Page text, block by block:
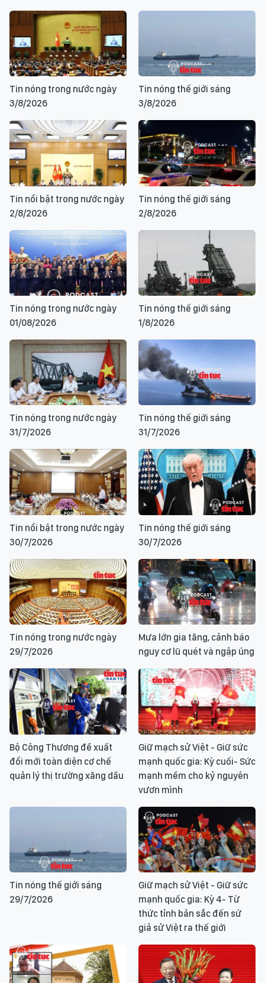
Tin nóng trong nước ngày
3/8/2026
Tin nóng thế giới sáng
3/8/2026
Tin nổi bật trong nước ngày
2/8/2026
Tin nóng thế giới sáng
2/8/2026
Tin nóng trong nước ngày
01/08/2026
Tin nóng thế giới sáng
1/8/2026
Tin nóng trong nước ngày
31/7/2026
Tin nóng thế giới sáng
31/7/2026
Tin nổi bật trong nước ngày
30/7/2026
Tin nóng thế giới sáng
30/7/2026
Tin nóng trong nước ngày
29/7/2026
Mưa lớn gia tăng, cảnh báo
nguy cơ lũ quét và ngập úng
Bộ Công Thương đề xuất
đổi mới toàn diện cơ chế
quản lý thị trường xăng dầu
Giữ mạch sử Việt - Giữ sức
mạnh quốc gia: Kỳ cuối- Sức
mạnh mềm cho kỷ nguyên
vươn mình
Tin nóng thế giới sáng
29/7/2026
Giữ mạch sử Việt - Giữ sức
mạnh quốc gia: Kỳ 4- Từ
thức tỉnh bản sắc đến sứ
giả sử Việt ra thế giới